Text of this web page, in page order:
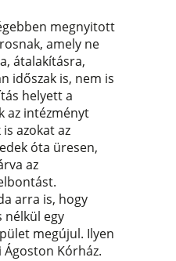
megnyitott
amely ne
átalakításra,
időszak is, nem is
helyett a
az intézményt
azokat az
óta üresen,
az
arra is, hogy
nélkül egy
megújul. Ilyen
Kórház.